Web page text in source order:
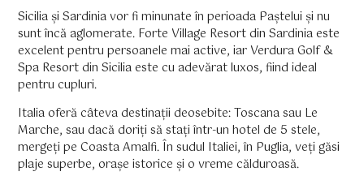
Sicilia și Sardinia vor fi minunate în perioada Paștelui și nu
sunt încă aglomerate. Forte Village Resort din Sardinia este
excelent pentru persoanele mai active, iar Verdura Golf &
Spa Resort din Sicilia este cu adevărat luxos, fiind ideal
pentru cupluri.
Italia oferă câteva destinații deosebite: Toscana sau Le
Marche, sau dacă doriți să stați într-un hotel de 5 stele,
mergeți pe Coasta Amalfi. În sudul Italiei, în Puglia, veți găsi
plaje superbe, orașe istorice și o vreme călduroasă.